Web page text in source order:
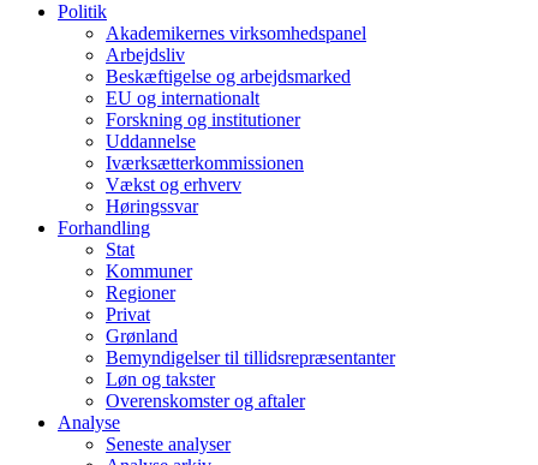
Politik
Akademikernes virksomhedspanel
Arbejdsliv
Beskæftigelse og arbejdsmarked
EU og internationalt
Forskning og institutioner
Uddannelse
Iværksætterkommissionen
Vækst og erhverv
Høringssvar
Forhandling
Stat
Kommuner
Regioner
Privat
Grønland
Bemyndigelser til tillidsrepræsentanter
Løn og takster
Overenskomster og aftaler
Analyse
Seneste analyser